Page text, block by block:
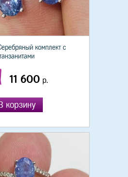
комплект с
11 600 р.
корзину